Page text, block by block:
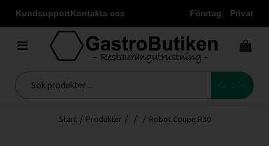
KundsupportKontakta oss Företag Privat
Start / Produkter / / / Robot Coupe R30